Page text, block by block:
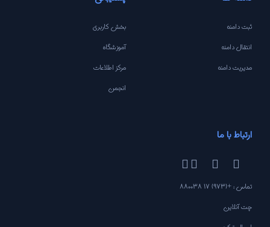
ثبت دامنه
انتقال دامنه
مدیریت دامنه
بخش کاربری
آموزشگاه
مرکز اطلاعات
انجمن
ارتباط با ما
تماس : +(973) 17 880038
چت آنلاین